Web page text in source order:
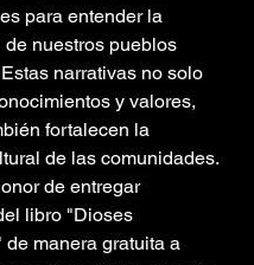
para entender la
nuestros pueblos
narrativas no solo
y valores,
fortalecen la
de las comunidades.
de entregar
libro "Dioses
de manera gratuita a